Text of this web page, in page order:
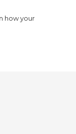
how your